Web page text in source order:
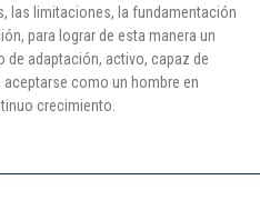
las limitaciones, la fundamentación
para lograr de esta manera un
de adaptación, activo, capaz de
como un hombre en
crecimiento.